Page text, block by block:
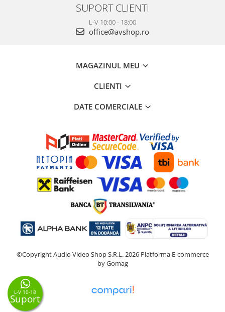
SUPORT CLIENTI
L-V 10:00 - 18:00
office@avshop.ro
MAGAZINUL MEU
CLIENTI
DATE COMERCIALE
©Copyright Audio Video Shop S.R.L. 2026 Platforma E-commerce
by Gomag
L-V 10-18
Suport